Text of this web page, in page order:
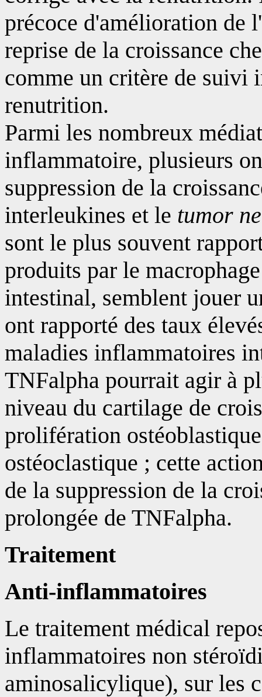
précoce d'amélioration de
reprise de la croissance
comme un critère de suivi
renutrition.
Parmi les nombreux
inflammatoire, plusieurs
suppression de la
interleukines et le tumor
sont le plus souvent
produits par le
intestinal, semblent jouer
ont rapporté des taux
maladies inflammatoires
TNFalpha pourrait agir à
niveau du cartilage de
prolifération
ostéoclastique ; cette
de la suppression de la
prolongée de TNFalpha.
Traitement
Anti-inflammatoires
Le traitement médical
inflammatoires non
aminosalicylique), sur les